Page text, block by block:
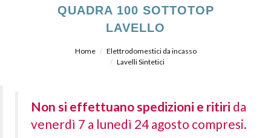
QUADRA 100 SOTTOTOP
LAVELLO
Home
Elettrodomestici da incasso
Lavelli Sintetici
Non si effettuano spedizioni e ritiri da
venerdì 7 a lunedì 24 agosto compresi.